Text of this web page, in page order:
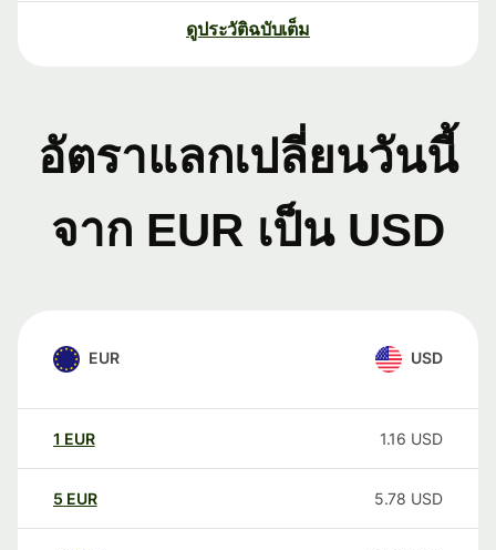
ดูประวัติฉบับเต็ม
อัตราแลกเปลี่ยนวันนี้
จาก EUR เป็น USD
EUR USD
1 EUR 1.16 USD
5 EUR 5.78 USD